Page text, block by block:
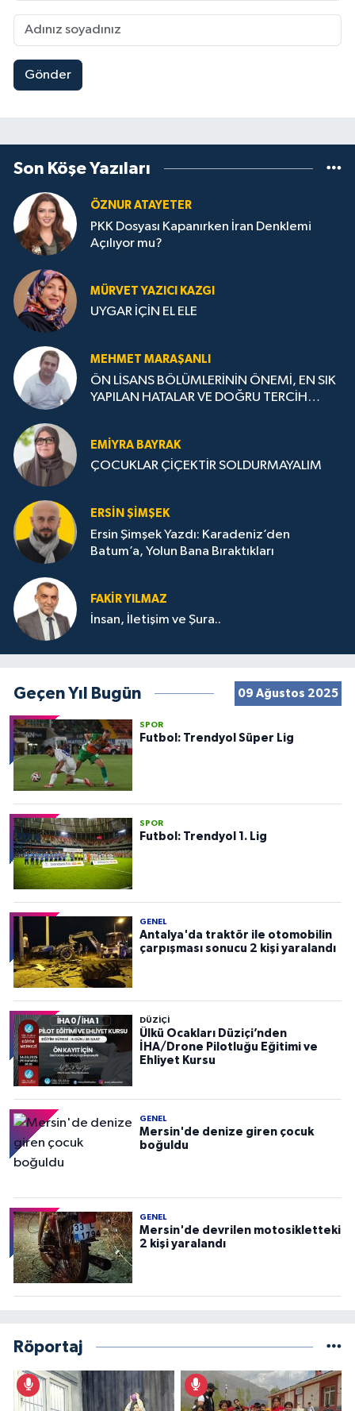
Gönder
Son Köşe Yazıları
ÖZNUR ATAYETER
PKK Dosyası Kapanırken İran Denklemi
Açılıyor mu?
MÜRVET YAZICI KAZGI
UYGAR İÇİN EL ELE
MEHMET MARAŞANLI
ÖN LİSANS BÖLÜMLERİNİN ÖNEMİ, EN SIK
YAPILAN HATALAR VE DOĞRU TERCİH
EMIYRA BAYRAK
ÇOCUKLAR ÇİÇEKTİR SOLDURMAYALIM
ERSIN ŞIMŞEK
Ersin Şimşek Yazdı: Karadeniz’den
Batum’a, Yolun Bana Bıraktıkları
FAKIR YILMAZ
İnsan, İletişim ve Şura..
Geçen Yıl Bugün 09 Ağustos 2025
SPOR
Futbol: Trendyol Süper Lig
SPOR
Futbol: Trendyol 1. Lig
GENEL
Antalya'da traktör ile otomobilin
çarpışması sonucu 2 kişi yaralandı
DÜZIÇI
Ülkü Ocakları Düziçi’nden
İHA/Drone Pilotluğu Eğitimi ve
Ehliyet Kursu
GENEL
Mersin'de denize giren çocuk
boğuldu
GENEL
Mersin'de devrilen motosikletteki
2 kişi yaralandı
Röportaj